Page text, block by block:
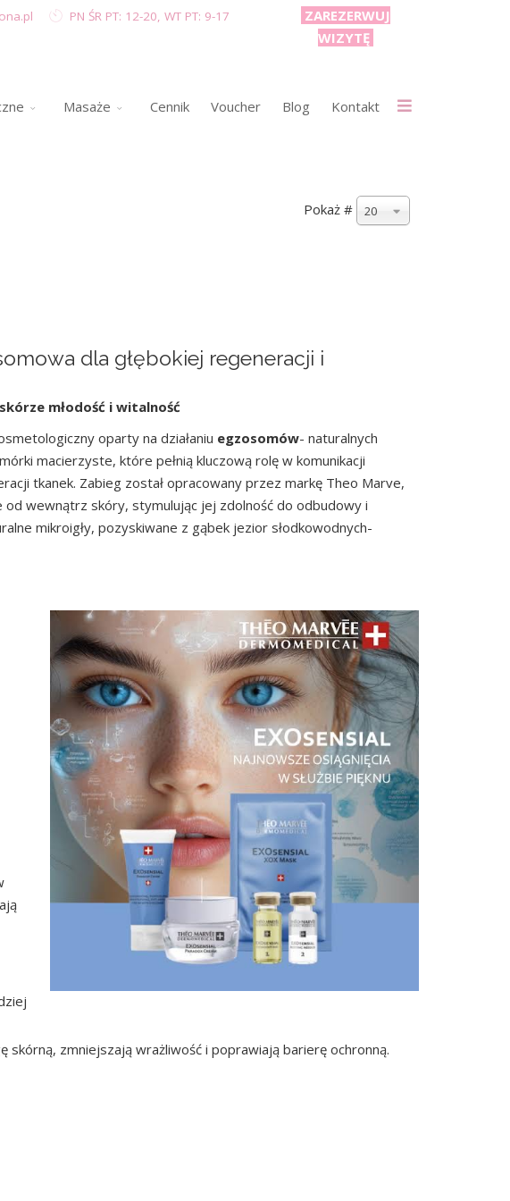
PN ŚR PT: 12-20, WT PT: 9-17
ZAREZERWUJ
WIZYTĘ
Masaże Cennik Voucher Blog Kontakt
Pokaż # 20
dla głębokiej regeneracji i
młodość i witalność
oparty na działaniu egzosomów- naturalnych
macierzyste, które pełnią kluczową rolę w komunikacji
tkanek. Zabieg został opracowany przez markę Theo Marve,
od wewnątrz skóry, stymulując jej zdolność do odbudowy i
mikroigły, pozyskiwane z gąbek jezior słodkowodnych-
zmniejszają wrażliwość i poprawiają barierę ochronną.